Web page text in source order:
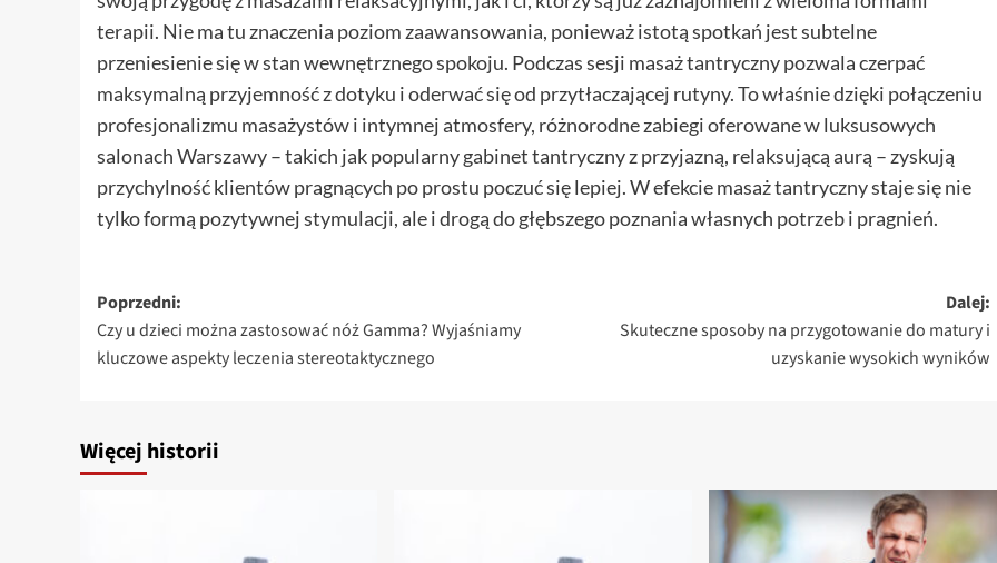
terapii. Nie ma tu znaczenia poziom zaawansowania, ponieważ istotą spotkań jest subtelne
przeniesienie się w stan wewnętrznego spokoju. Podczas sesji masaż tantryczny pozwala czerpać
maksymalną przyjemność z dotyku i oderwać się od przytłaczającej rutyny. To właśnie dzięki połączeniu
profesjonalizmu masażystów i intymnej atmosfery, różnorodne zabiegi oferowane w luksusowych
salonach Warszawy – takich jak popularny gabinet tantryczny z przyjazną, relaksującą aurą – zyskują
przychylność klientów pragnących po prostu poczuć się lepiej. W efekcie masaż tantryczny staje się nie
tylko formą pozytywnej stymulacji, ale i drogą do głębszego poznania własnych potrzeb i pragnień.
Zobacz
wpisy
Poprzedni:
Czy u dzieci można zastosować nóż Gamma? Wyjaśniamy
kluczowe aspekty leczenia stereotaktycznego
Dalej:
Skuteczne sposoby na przygotowanie do matury i
uzyskanie wysokich wyników
Więcej historii